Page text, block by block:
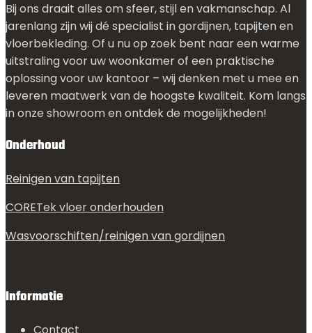
Bij ons draait alles om sfeer, stijl en vakmanschap. Al
jarenlang zijn wij dé specialist in gordijnen, tapijten en
vloerbekleding. Of u nu op zoek bent naar een warme
uitstraling voor uw woonkamer of een praktische
oplossing voor uw kantoor – wij denken met u mee en
leveren maatwerk van de hoogste kwaliteit. Kom langs
in onze showroom en ontdek de mogelijkheden!
Onderhoud
Reinigen van tapijten
CORETek vloer onderhouden
Wasvoorschiften/reinigen van gordijnen
Informatie